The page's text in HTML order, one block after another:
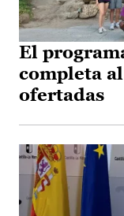
El
completa
ofertadas